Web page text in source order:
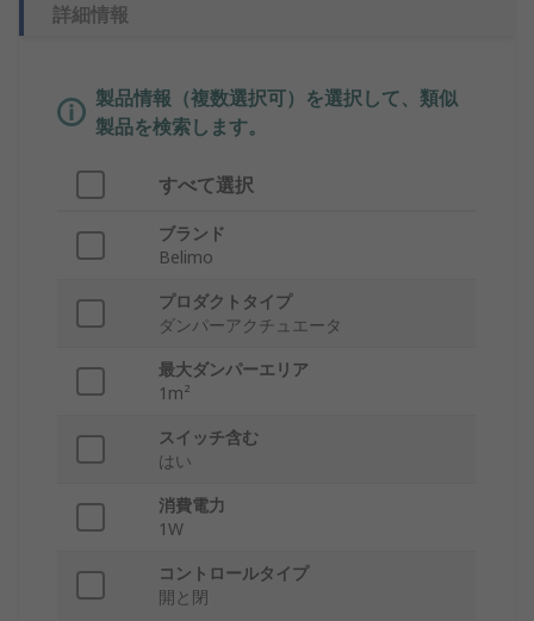
詳細情報
製品情報（複数選択可）を選択して、類似
製品を検索します。
すべて選択
ブランド
Belimo
プロダクトタイプ
ダンパーアクチュエータ
最大ダンパーエリア
1m²
スイッチ含む
はい
消費電力
1W
コントロールタイプ
開と閉